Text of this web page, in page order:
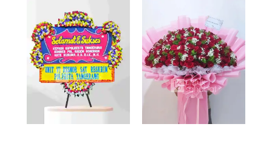
was:
Rp1.349.000.
is:
Rp1.299.000.